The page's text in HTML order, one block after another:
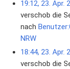
19:12, 23. Apr.
verschob die
nach
NRW
18:44, 23. Apr.
verschob die